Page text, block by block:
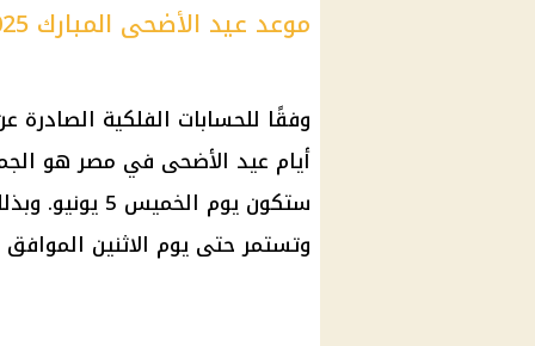
موعد عيد الأضحى المبارك 2025 فلكيًا
وفقًا للحسابات الفلكية
أيام عيد الأضحى في مصر هو الجمعة 6 يونيو 2025، وهو
ستكون يوم الخميس 5 يونيو. وبذلك، تبدأ
وتستمر حتى يوم الاثنين الموافق 9 يونيو.